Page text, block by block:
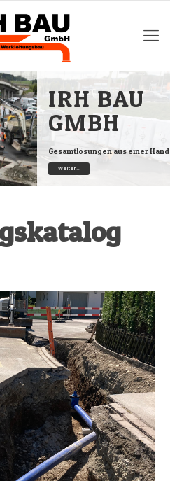
IRH BAU
GMBH
Gesamtlösungen aus einer
Weiter...